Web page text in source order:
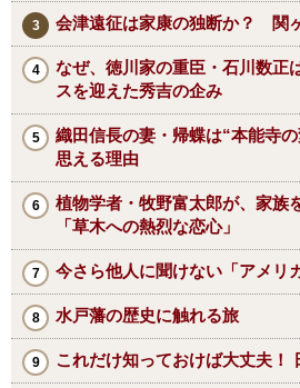
会津遠征は家康の独断か？ 関
なぜ、徳川家の重臣・石川数正
スを迎えた秀吉の企み
織田信長の妻・帰蝶は“本能寺
思える理由
植物学者・牧野富太郎が、家族
「草木への熱烈な恋心」
今さら他人に聞けない「アメリ
水戸藩の歴史に触れる旅
これだけ知っておけば大丈夫！